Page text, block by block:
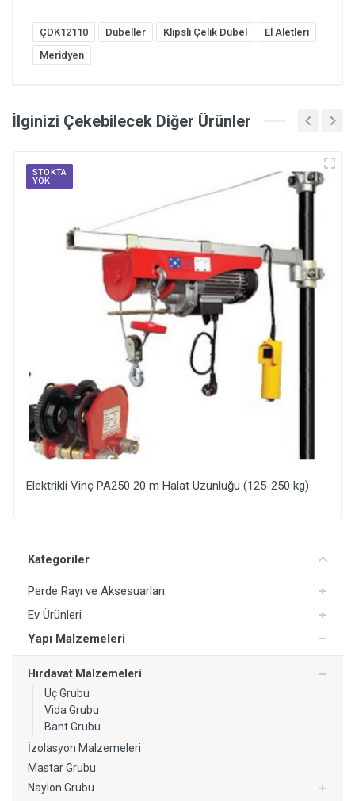
Kategoriler
Perde Rayı ve Aksesuarları
Ev Ürünleri
Yapı Malzemeleri
Hırdavat Malzemeleri
Uç Grubu
Vida Grubu
Bant Grubu
İzolasyon Malzemeleri
Mastar Grubu
Naylon Grubu
ÇDK12110 Dübeller Klipsli Çelik Dübel
El Aletleri
Meridyen
İlginizi Çekebilecek Diğer Ürünler
kg) Sunta Vidası (2,5x25 mm - Sarı)